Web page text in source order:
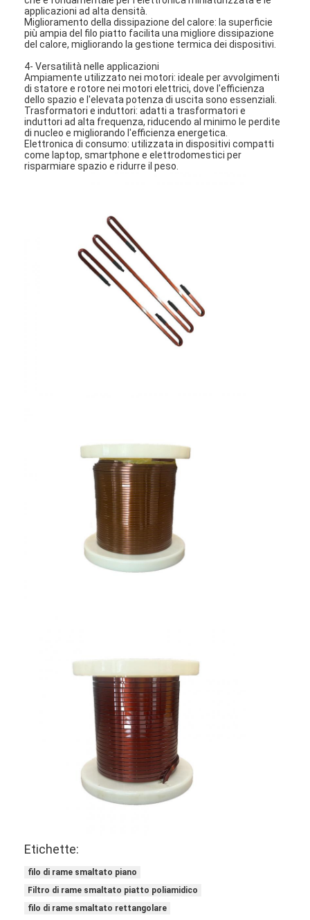
Chiedi un preventivo
filtro di rame rotondo smaltato
Cavi magnetici di smalto
Filtro di rame piatto smaltato
Filati ricoperti di seta
Cavi magnetici ad alta temperatura
applicazioni ad alta densità.
Miglioramento della dissipazione del calore: la superficie
più ampia del filo piatto facilita una migliore dissipazione
del calore, migliorando la gestione termica dei dispositivi.
4- Versatilità nelle applicazioni
Ampiamente utilizzato nei motori: ideale per avvolgimenti
di statore e rotore nei motori elettrici, dove l'efficienza
dello spazio e l'elevata potenza di uscita sono essenziali.
Trasformatori e induttori: adatti a trasformatori e
induttori ad alta frequenza, riducendo al minimo le perdite
di nucleo e migliorando l'efficienza energetica.
Elettronica di consumo: utilizzata in dispositivi compatti
come laptop, smartphone e elettrodomestici per
risparmiare spazio e ridurre il peso.
Etichette:
filo di rame smaltato piano
Filtro di rame smaltato piatto poliamidico
filo di rame smaltato rettangolare